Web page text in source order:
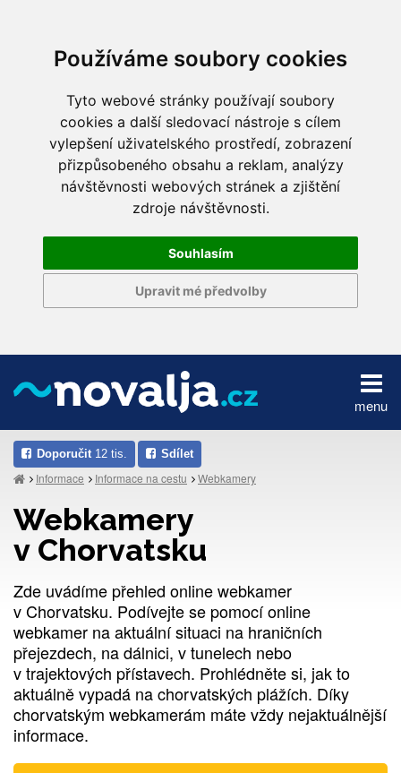
Používáme soubory cookies
Tyto webové stránky používají soubory
cookies a další sledovací nástroje s cílem
vylepšení uživatelského prostředí, zobrazení
přizpůsobeného obsahu a reklam, analýzy
návštěvnosti webových stránek a zjištění
zdroje návštěvnosti.
Souhlasím
Upravit mé předvolby
menu
Doporučit 12 tis. Sdílet
Informace Informace na cestu Webkamery
Webkamery
v Chorvatsku
Zde uvádíme přehled online webkamer
v Chorvatsku. Podívejte se pomocí online
webkamer na aktuální situaci na hraničních
přejezdech, na dálnici, v tunelech nebo
v trajektových přístavech. Prohlédněte si, jak to
aktuálně vypadá na chorvatských plážích. Díky
chorvatským webkamerám máte vždy nejaktuálnější
informace.